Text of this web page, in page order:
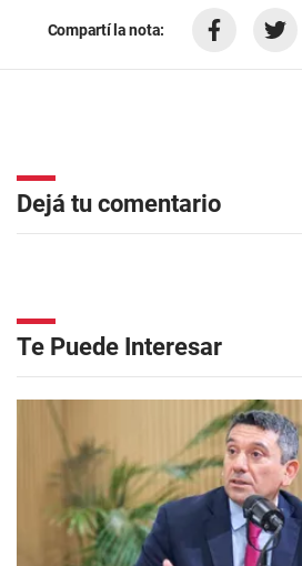
Compartí la nota:
Dejá tu comentario
Te Puede Interesar